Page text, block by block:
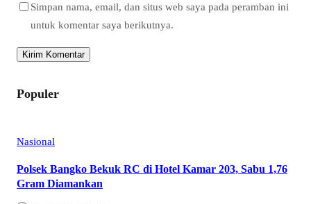
Simpan nama, email, dan situs web saya pada peramban ini
untuk komentar saya berikutnya.
Populer
Nasional
Polsek Bangko Bekuk RC di Hotel Kamar 203, Sabu 1,76
Gram Diamankan